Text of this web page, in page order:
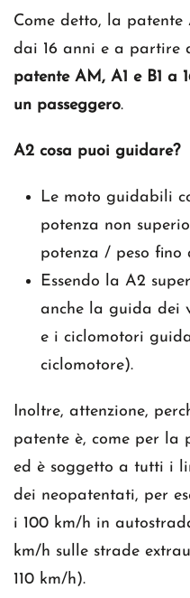
Come detto, la patente
dai 16 anni e a partire
patente AM, A1 e B1 a
un passeggero.
A2 cosa puoi guidare?
Le moto guidabili
potenza non
potenza / peso
Essendo la A2
anche la guida dei
e i ciclomotori
ciclomotore).
Inoltre, attenzione,
patente è, come per la
ed è soggetto a tutti i
dei neopatentati, per
i 100 km/h in
km/h sulle strade
110 km/h).